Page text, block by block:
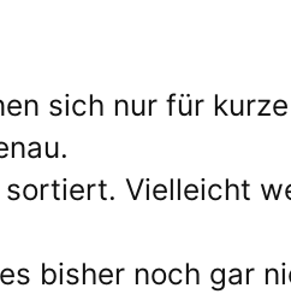
sich nur für
Vielleicht
bisher noch gar